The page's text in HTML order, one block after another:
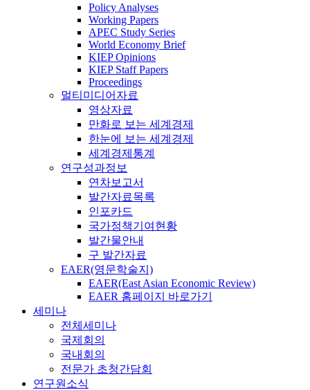
Policy Analyses
Working Papers
APEC Study Series
World Economy Brief
KIEP Opinions
KIEP Staff Papers
Proceedings
멀티미디어자료
영상자료
만화로 보는 세계경제
한눈에 보는 세계경제
세계경제통계
연구성과정보
연차보고서
발간자료목록
인포카드
국가정책기여현황
발간물안내
구 발간자료
EAER(영문학술지)
EAER(East Asian Economic Review)
EAER 홈페이지 바로가기
세미나
전체세미나
국제회의
국내회의
전문가 초청간담회
연구원소식